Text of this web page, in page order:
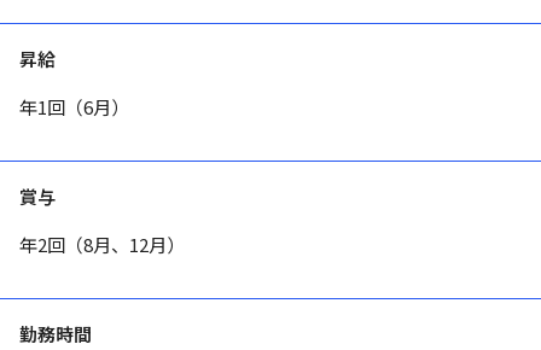
昇給
年1回（6月）
賞与
年2回（8月、12月）
勤務時間